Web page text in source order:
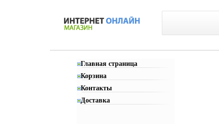
Главная страница
Корзина
Контакты
Доставка